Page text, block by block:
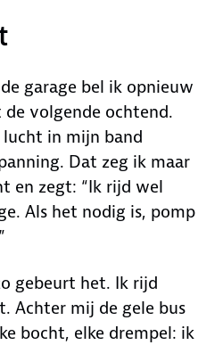
garage bel ik opnieuw
volgende ochtend.
in mijn band
Dat zeg ik maar
en zegt: “Ik rijd wel
Als het nodig is, pomp
gebeurt het. Ik rijd
Achter mij de gele bus
bocht, elke drempel: ik